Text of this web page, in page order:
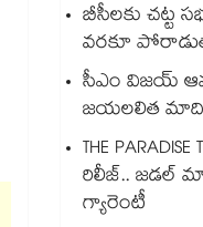
బీసీలకు చట్ట
వరకూ
సీఎం విజయ్
జయలలిత
THE
రిలీజ్.. జడల్
గ్యారెంటీ